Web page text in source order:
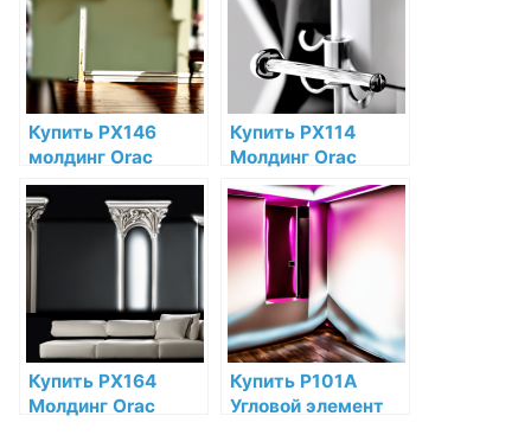
интернет-
магазине
интернет-
магазине
Купить PX146
молдинг Orac
Decor
Дюрополимер по
низкой цене в
Купить PX114
Молдинг Orac
Decor
Дюрополимер по
низкой цене в
интернет-
магазине
Купить PX164
Молдинг Orac
Купить P101A
Угловой элемент